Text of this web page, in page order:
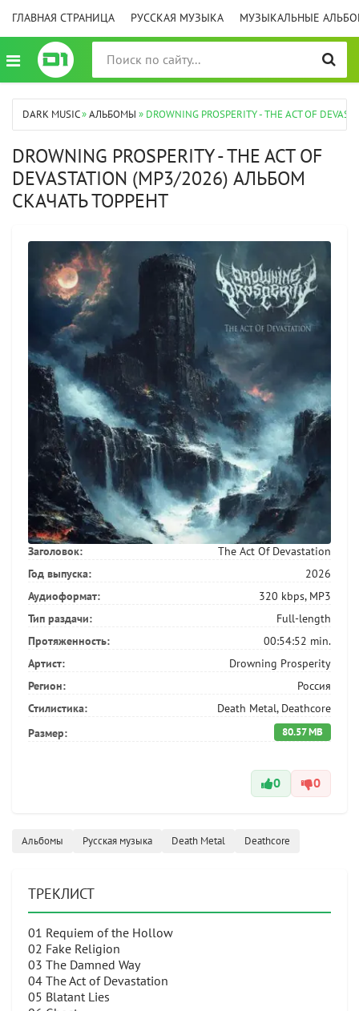
ГЛАВНАЯ СТРАНИЦА РУССКАЯ МУЗЫКА МУЗЫКАЛЬНЫЕ
DARK MUSIC»АЛЬБОМЫ » DROWNING PROSPERITY - THE ACT OF
DROWNING PROSPERITY - THE ACT OF
DEVASTATION (MP3/2026) АЛЬБОМ
СКАЧАТЬ ТОРРЕНТ
Заголовок:
The Act Of Devastation
Год выпуска:
2026
Аудиоформат:
320 kbps, MP3
Тип раздачи:
Full-length
Протяженность:
00:54:52 min.
Артист:
Drowning Prosperity
Регион:
Россия
Стилистика:
Death Metal, Deathcore
Размер:
80.57 MB
0 0
Альбомы Русская музыка Death Metal Deathcore
ТРЕКЛИСТ
01 Requiem of the Hollow
02 Fake Religion
03 The Damned Way
04 The Act of Devastation
05 Blatant Lies